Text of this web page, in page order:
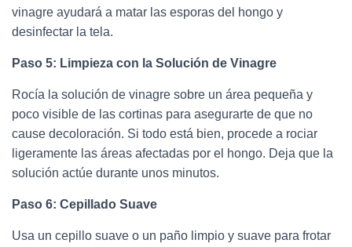
vinagre ayudará a matar las esporas del hongo y
desinfectar la tela.
Paso 5: Limpieza con la Solución de Vinagre
Rocía la solución de vinagre sobre un área pequeña y
poco visible de las cortinas para asegurarte de que no
cause decoloración. Si todo está bien, procede a rociar
ligeramente las áreas afectadas por el hongo. Deja que la
solución actúe durante unos minutos.
Paso 6: Cepillado Suave
Usa un cepillo suave o un paño limpio y suave para frotar